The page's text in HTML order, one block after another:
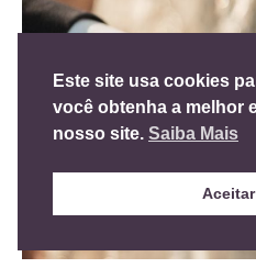
Este site usa cookies
você obtenha a melhor
nosso site. Saiba Mais
Aceitar